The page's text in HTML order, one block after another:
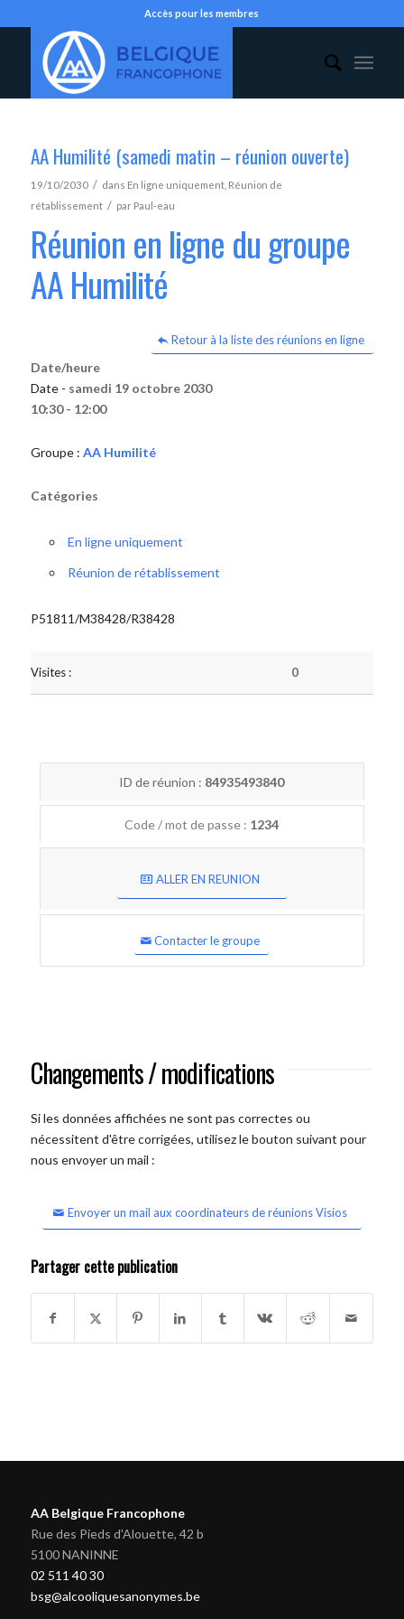
Accès pour les membres
AA Humilité (samedi matin – réunion ouverte)
19/10/2030 / dans En ligne uniquement, Réunion de
rétablissement / par Paul-eau
Réunion en ligne du groupe
AA Humilité
Retour à la liste des réunions en ligne
Date/heure
Date - samedi 19 octobre 2030
10:30 - 12:00
Groupe : AA Humilité
Catégories
En ligne uniquement
Réunion de rétablissement
P51811/M38428/R38428
Visites : 0
ID de réunion : 84935493840
Code / mot de passe : 1234
ALLER EN REUNION
Contacter le groupe
Changements / modifications
Si les données affichées ne sont pas correctes ou
nécessitent d'être corrigées, utilisez le bouton suivant pour
nous envoyer un mail :
Envoyer un mail aux coordinateurs de réunions Visios
Partager cette publication
AA Belgique Francophone
Rue des Pieds d'Alouette, 42 b
5100 NANINNE
02 511 40 30
bsg@alcooliquesanonymes.be